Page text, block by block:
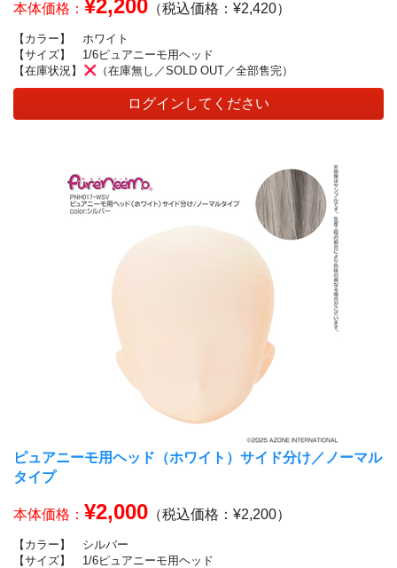
本体価格： ¥2,200 （税込価格：¥2,420）
【カラー】
ホワイト
【サイズ】
1/6ピュアニーモ用ヘッド
【在庫状況】
（在庫無し／SOLD OUT／全部售完）
ログインしてください
ピュアニーモ用ヘッド（ホワイト）サイド分け／ノーマル
タイプ
本体価格： ¥2,000 （税込価格：¥2,200）
【カラー】
シルバー
【サイズ】
1/6ピュアニーモ用ヘッド